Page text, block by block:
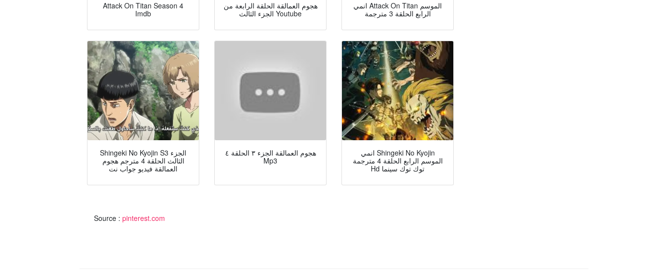
Attack On Titan Season 4
Imdb
هجوم العمالقة الحلقة الرابعة من
الجزء الثالث Youtube
انمي Attack On Titan الموسم
الرابع الحلقة 3 مترجمة
Shingeki No Kyojin S3 الجزء
الثالث الحلقة 4 مترجم هجوم
العمالقة فيديو جواب نت
هجوم العمالقة الجزء ٣ الحلقة ٤
Mp3
انمي Shingeki No Kyojin
الموسم الرابع الحلقة 4 مترجمة
Hd توك توك سينما
Source : pinterest.com